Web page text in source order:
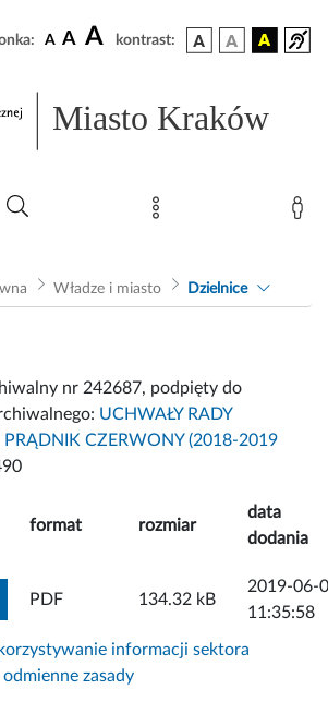
A A A kontrast:
Miasto Kraków
Władze i miasto Dzielnice
nr 242687, podpięty do
UCHWAŁY RADY
PRĄDNIK CZERWONY (2018-2019
format rozmiar
data
dodania
ZAŁĄCZNIK
PDF 134.32 kB
2019-06-
11:35:58
informacji sektora
zasady